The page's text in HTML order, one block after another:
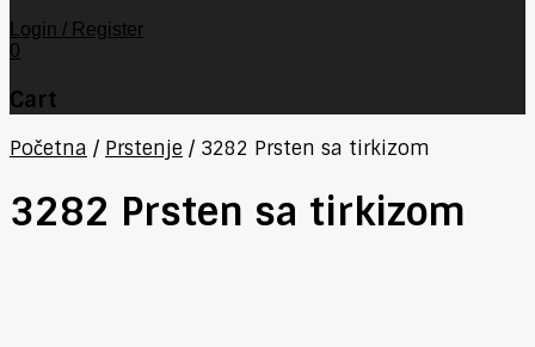
Login / Register
0
Cart
Početna / Prstenje / 3282 Prsten sa tirkizom
3282 Prsten sa tirkizom